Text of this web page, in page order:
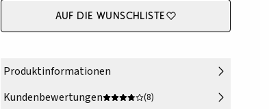
Auf die Wunschliste
Produktinformationen
Kundenbewertungen
(8)